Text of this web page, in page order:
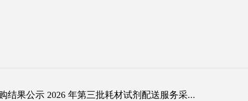
结果公示 2026 年第三批耗材试剂配送服务采...